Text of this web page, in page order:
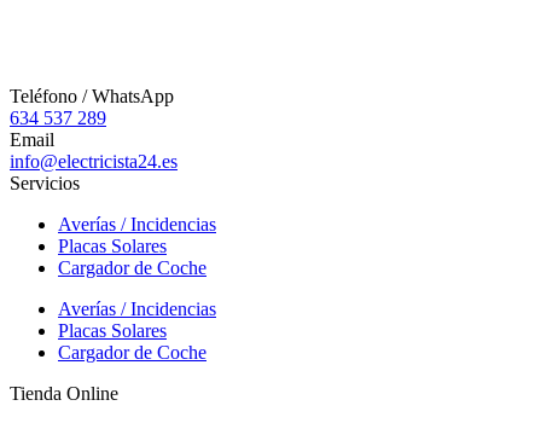
Teléfono / WhatsApp
634 537 289
Email
info@electricista24.es
Servicios
Averías / Incidencias
Placas Solares
Cargador de Coche
Averías / Incidencias
Placas Solares
Cargador de Coche
Tienda Online